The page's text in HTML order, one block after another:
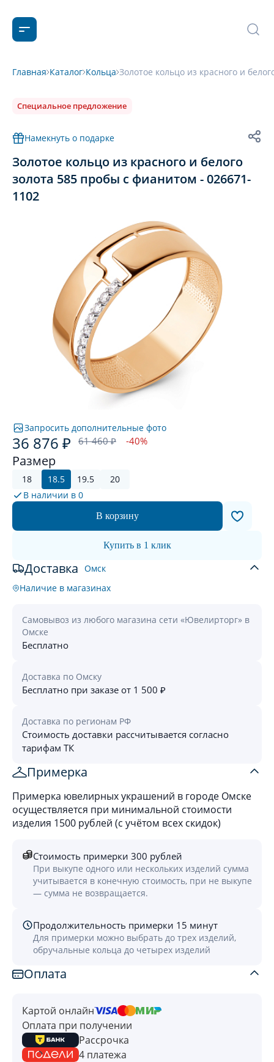
Главная Каталог Кольца Золотое кольцо из красного и
Специальное предложение
Намекнуть о подарке
Золотое кольцо из красного и белого
золота 585 пробы с фианитом - 026671-
1102
Запросить дополнительные фото
36 876 ₽ 61 460 ₽ -40%
Размер
18 18.5 19.5
20
В наличии в 0
В корзину
Купить в 1 клик
Доставка Омск
Наличие в магазинах
Самовывоз из любого магазина сети «Ювелирторг» в
Омске
Бесплатно
Доставка по Омску
Бесплатно при заказе от 1 500 ₽
Доставка по регионам РФ
Стоимость доставки рассчитывается согласно
тарифам ТК
Примерка
Примерка ювелирных украшений в городе Омске
осуществляется при минимальной стоимости
изделия 1500 рублей (с учётом всех скидок)
Стоимость примерки 300 рублей
При выкупе одного или нескольких изделий сумма
учитывается в конечную стоимость, при не выкупе
— сумма не возвращается.
Продолжительность примерки 15 минут
Для примерки можно выбрать до трех изделий,
обручальные кольца до четырех изделий
Оплата
Картой онлайн
Оплата при получении
Рассрочка
4 платежа